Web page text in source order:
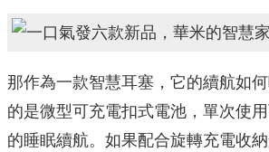
那作為一款智慧耳塞，它的續航如
的是微型可充電扣式電池，單次使
的睡眠續航。如果配合旋轉充電收